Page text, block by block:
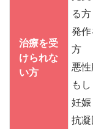
治療を受
けられな
い方
る方
発
方
悪
も
妊
抗